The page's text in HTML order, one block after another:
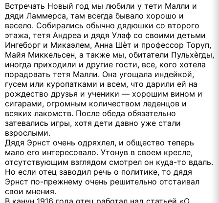
Встречать Новый год мы любили у тети Малли и
дяди Ламмерса, там всегда бывало хорошо и
весело. Собирались обычно дядюшки со второго
этажа, тетя Андреа и дядя Улаф со своими детьми
Ингеборг и Микаэлем, Анна Шѐт и профессор Торуп,
Майя Миккельсен, а также мы, обитатели Пульхѐгды,
иногда приходили и другие гости, все, кого хотела
порадовать тетя Малли. Она угощала индейкой,
гусем или куропатками и всем, что дарили ей на
рождество друзья и ученики — хорошим вином и
сигарами, огромным количеством леденцов и
всяких лакомств. После обеда обязательно
затевались игры, хотя дети давно уже стали
взрослыми.
Дядя Эрнст очень одряхлел, и общество теперь
мало его интересовало. Утонув в своем кресле,
отсутствующим взглядом смотрел он куда-то вдаль.
Но если отец заводил речь о политике, то дядя
Эрнст по-прежнему очень решительно отстаивал
свои мнения.
В канун 1916 года отец работал над статьей «О